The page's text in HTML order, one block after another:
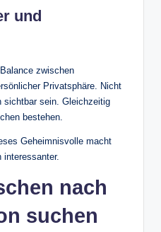
und
zwischen
Privatsphäre. Nicht
sichtbar sein. Gleichzeitig
bestehen.
Geheimnisvolle macht
interessanter.
nach
suchen